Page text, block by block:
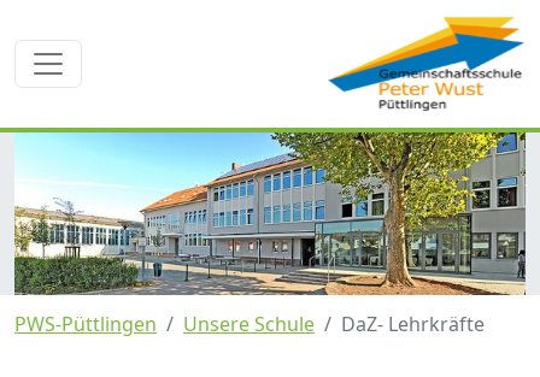
PWS-Püttlingen Unsere Schule DaZ- Lehrkräfte